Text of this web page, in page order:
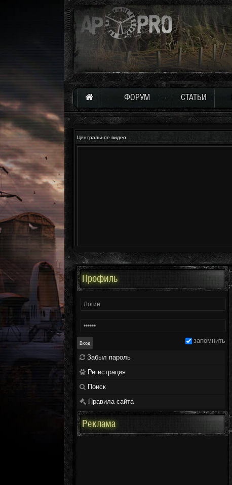
ФОРУМ СТАТЬИ
Центральное видео
Профиль
запомнить
Забыл пароль
Регистрация
Поиск
Правила сайта
Реклама